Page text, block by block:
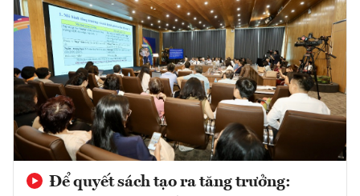
Để quyết sách tạo ra tăng trưởng: